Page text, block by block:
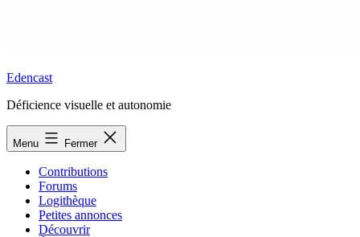
Edencast
Déficience visuelle et autonomie
Menu Fermer
Contributions
Forums
Logithèque
Petites annonces
Découvrir